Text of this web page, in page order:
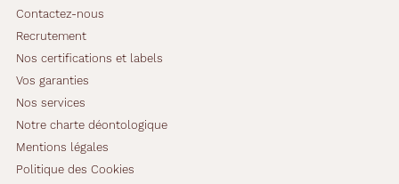
Contactez-nous
Recrutement
Nos certifications et labels
Vos garanties
Nos services
Notre charte déontologique
Mentions légales
Politique des Cookies